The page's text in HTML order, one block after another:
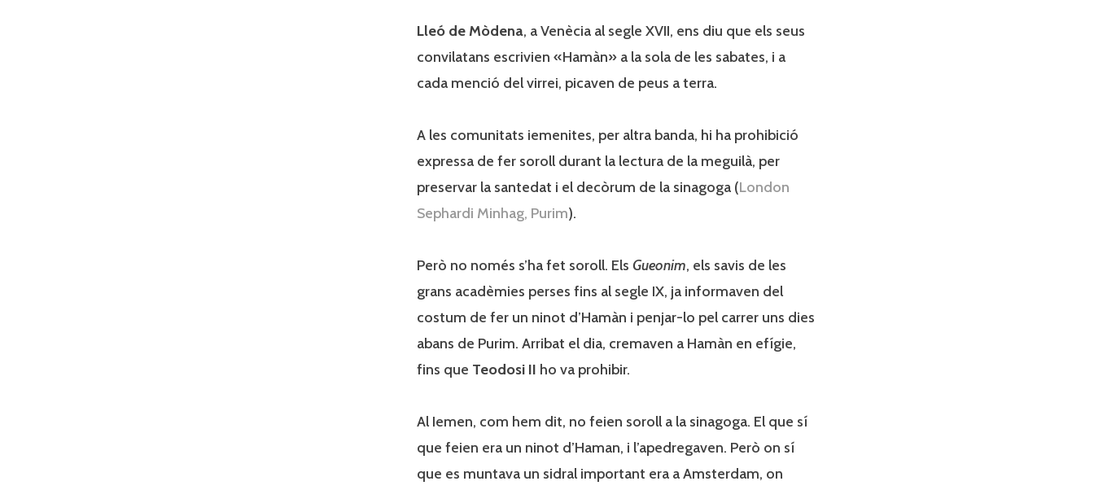
Lleó de Mòdena, a Venècia al segle XVII, ens diu que els seus
convilatans escrivien «Hamàn» a la sola de les sabates, i a
cada menció del virrei, picaven de peus a terra.
A les comunitats iemenites, per altra banda, hi ha prohibició
expressa de fer soroll durant la lectura de la meguilà, per
preservar la santedat i el decòrum de la sinagoga (London
Sephardi Minhag, Purim).
Però no només s’ha fet soroll. Els Gueonim, els savis de les
grans acadèmies perses fins al segle IX, ja informaven del
costum de fer un ninot d’Hamàn i penjar-lo pel carrer uns dies
abans de Purim. Arribat el dia, cremaven a Hamàn en efígie,
fins que Teodosi II ho va prohibir.
Al Iemen, com hem dit, no feien soroll a la sinagoga. El que sí
que feien era un ninot d’Haman, i l’apedregaven. Però on sí
que es muntava un sidral important era a Amsterdam, on